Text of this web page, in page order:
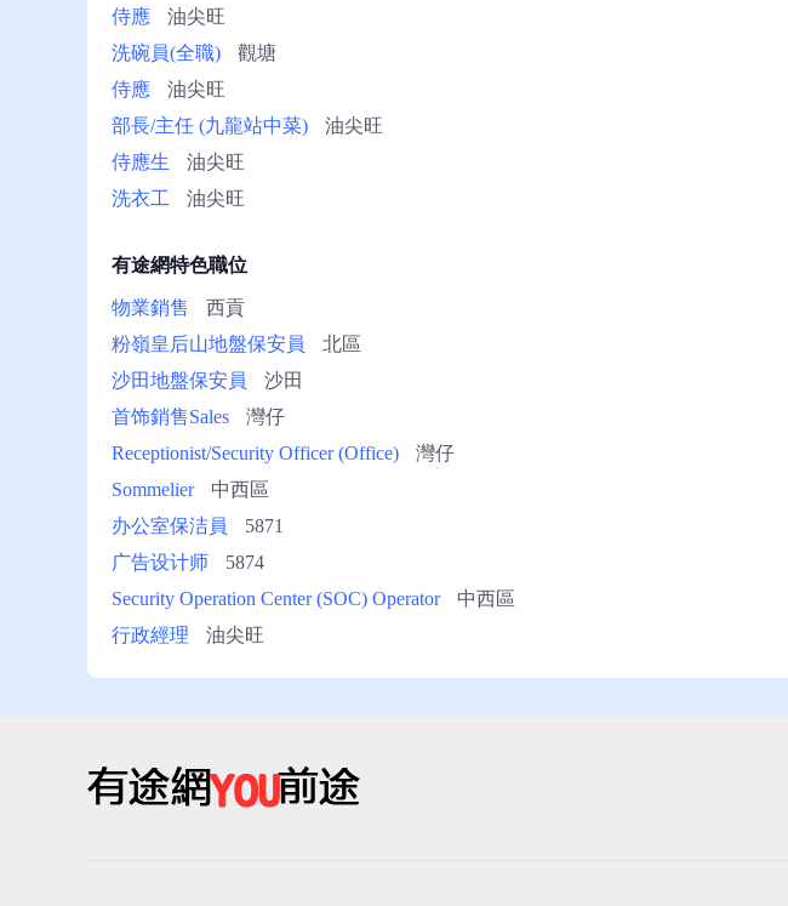
侍應
油尖旺
洗碗員(全職)
觀塘
侍應
油尖旺
部長/主任 (九龍站中菜)
油尖旺
侍應生
油尖旺
洗衣工
油尖旺
有途網特色職位
物業銷售
西貢
粉嶺皇后山地盤保安員
北區
沙田地盤保安員
沙田
首饰銷售Sales
灣仔
Receptionist/Security Officer (Office)
灣仔
Sommelier
中西區
办公室保洁員
5871
广告设计师
5874
Security Operation Center (SOC) Operator
中西區
行政經理
油尖旺